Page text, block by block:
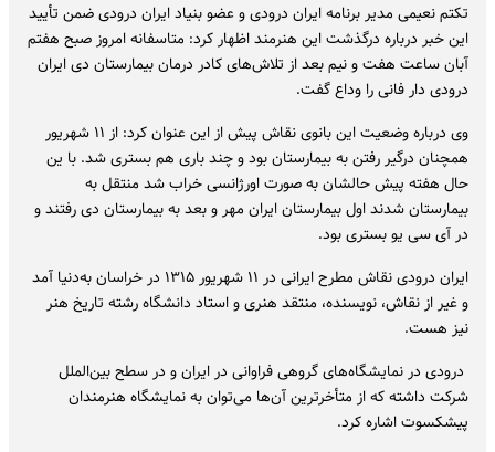
تکتم نعیمی مدیر برنامه ایران درودی و عضو بنیاد ایران درودی ضمن تأیید
این خبر درباره درگذشت این هنرمند اظهار کرد: متاسفانه امروز صبح هفتم
آبان ساعت هفت و نیم بعد از تلاش‌های کادر درمان بیمارستان دی ایران
درودی دار فانی را وداع گفت.
وی درباره وضعیت این بانوی نقاش پیش از این عنوان کرد: از ۱۱ شهریور
همچنان درگیر رفتن به بیمارستان بود و چند باری هم بستری شد. با ین
حال هفته پیش حالشان به صورت اورژانسی خراب شد منتقل به
بیمارستان شدند اول بیمارستان ایران مهر و بعد به بیمارستان دی رفتند و
در آی سی یو بستری بود.
ایران درودی نقاش مطرح ایرانی در ۱۱ شهریور ۱۳۱۵ در خراسان به‌دنیا آمد
و غیر از نقاش، نویسنده، منتقد هنری و استاد دانشگاه رشته تاریخ هنر
نیز هست.
درودی در نمایشگاه‌های گروهی فراوانی در ایران و در سطح بین‌الملل
شرکت داشته که از متأخرترین آن‌ها می‌توان به نمایشگاه هنرمندان
پیشکسوت اشاره کرد.